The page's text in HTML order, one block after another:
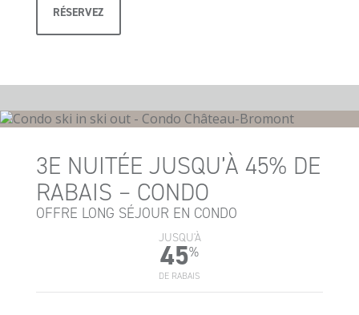
RÉSERVEZ
3E NUITÉE JUSQU’À 45% DE
RABAIS – CONDO
OFFRE LONG SÉJOUR EN CONDO
JUSQU'À
45%
DE RABAIS